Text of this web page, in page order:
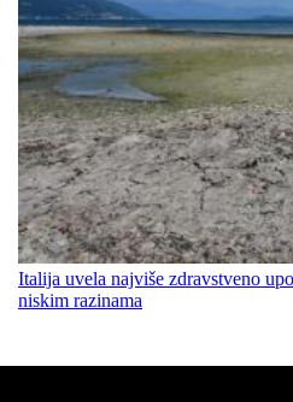
Italija uvela najviše zdravstveno
niskim razinama